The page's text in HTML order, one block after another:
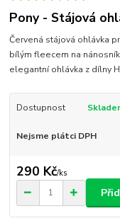
Pony - Stájová
Červená stájová ohlávka
bílým fleecem na
elegantní ohlávka z dílny
Dostupnost
Nejsme plátci DPH
290 Kč/ks